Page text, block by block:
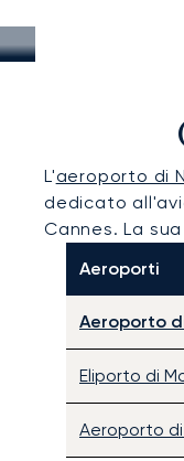
L'aeroporto di
dedicato
Cannes. La
Aeroporti
Aeroporto
Eliporto di
Aeroporto